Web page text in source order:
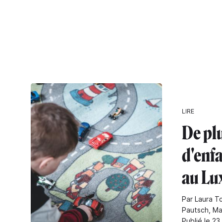
LIRE
De
au
Par Laura
Pautsch,